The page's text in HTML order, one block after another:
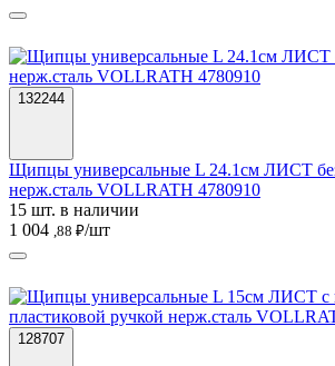
132244
Щипцы универсальные L 24.1см ЛИСТ
нерж.сталь VOLLRATH 4780910
15 шт. в наличии
1 004 ,88 ₽/шт
128707